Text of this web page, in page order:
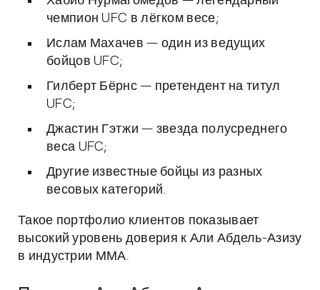
чемпион UFC в лёгком весе;
Ислам Махачев — один из ведущих
бойцов UFC;
Гилберт Бёрнс — претендент на титул
UFC;
Джастин Гэтжи — звезда полусреднего
веса UFC;
Другие известные бойцы из разных
весовых категорий.
Такое портфолио клиентов показывает
высокий уровень доверия к Али Абдель-Азизу
в индустрии ММА.